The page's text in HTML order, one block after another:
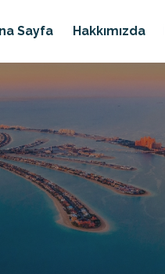
Sayfa Hakkımızda